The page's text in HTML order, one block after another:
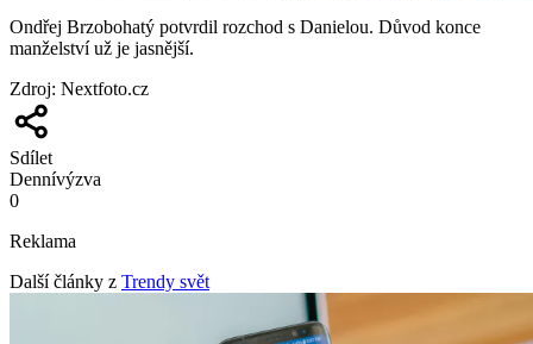
Ondřej Brzobohatý potvrdil rozchod s Danielou. Důvod konce
manželství už je jasnější.
Zdroj: Nextfoto.cz
Sdílet
Dennívýzva
0
Reklama
Další články z Trendy svět